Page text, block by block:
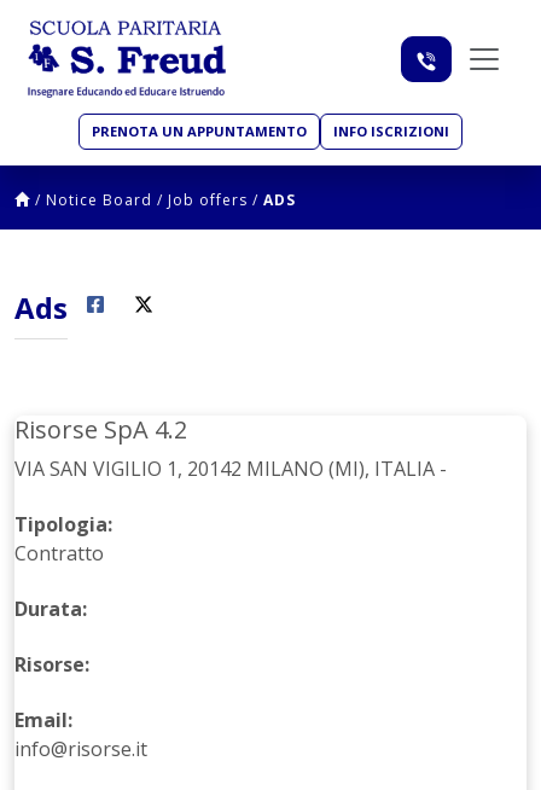
PRENOTA UN APPUNTAMENTO INFO ISCRIZIONI
/ Notice Board / Job offers / ADS
Ads
Risorse SpA 4.2
VIA SAN VIGILIO 1, 20142 MILANO (MI), ITALIA -
Tipologia:
Contratto
Durata:
Risorse:
Email:
info@risorse.it